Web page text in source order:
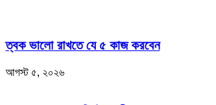
ত্বক ভালো রাখতে যে ৫ কাজ করবেন
আগস্ট ৫, ২০২৬